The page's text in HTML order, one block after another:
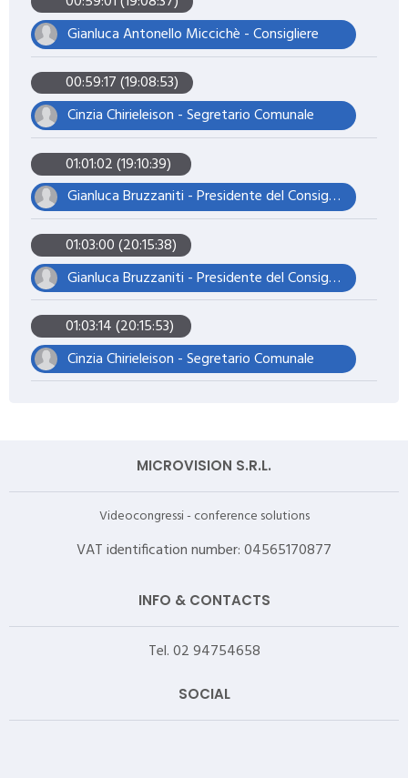
Gianluca Antonello Miccichè - Consigliere
00:59:17 (19:08:53)
Cinzia Chirieleison - Segretario Comunale
01:01:02 (19:10:39)
Gianluca Bruzzaniti - Presidente del Consiglio
01:03:00 (20:15:38)
Gianluca Bruzzaniti - Presidente del Consiglio
01:03:14 (20:15:53)
Cinzia Chirieleison - Segretario Comunale
MICROVISION S.R.L.
Videocongressi - conference solutions
VAT identification number: 04565170877
INFO & CONTACTS
Tel. 02 94754658
SOCIAL